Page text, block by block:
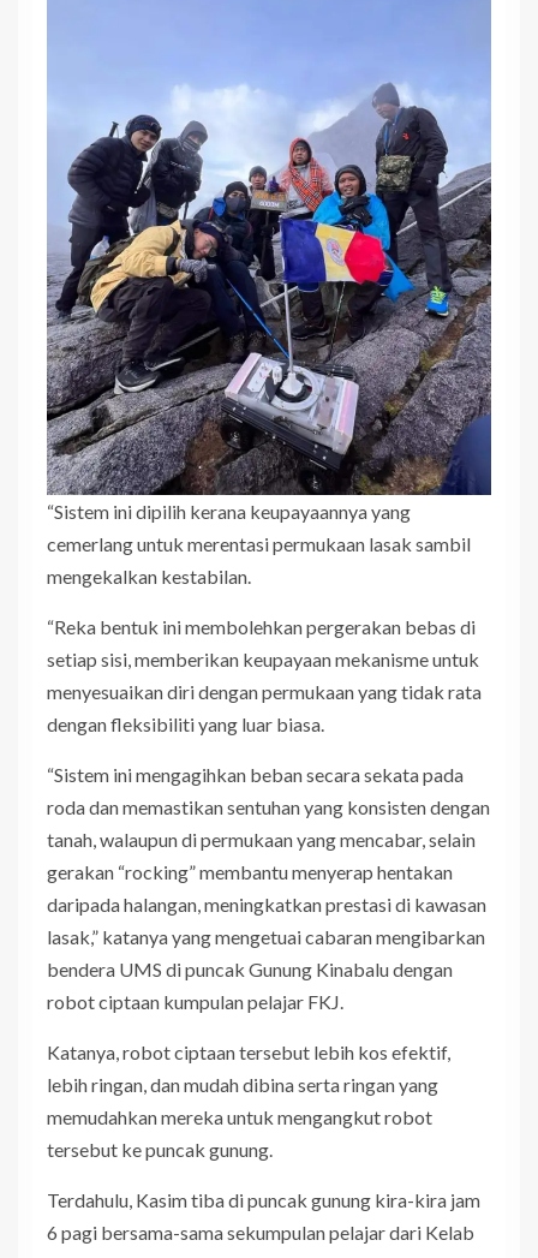
“Sistem ini dipilih kerana keupayaannya yang
cemerlang untuk merentasi permukaan lasak sambil
mengekalkan kestabilan.
“Reka bentuk ini membolehkan pergerakan bebas di
setiap sisi, memberikan keupayaan mekanisme untuk
menyesuaikan diri dengan permukaan yang tidak rata
dengan fleksibiliti yang luar biasa.
“Sistem ini mengagihkan beban secara sekata pada
roda dan memastikan sentuhan yang konsisten dengan
tanah, walaupun di permukaan yang mencabar, selain
gerakan “rocking” membantu menyerap hentakan
daripada halangan, meningkatkan prestasi di kawasan
lasak,” katanya yang mengetuai cabaran mengibarkan
bendera UMS di puncak Gunung Kinabalu dengan
robot ciptaan kumpulan pelajar FKJ.
Katanya, robot ciptaan tersebut lebih kos efektif,
lebih ringan, dan mudah dibina serta ringan yang
memudahkan mereka untuk mengangkut robot
tersebut ke puncak gunung.
Terdahulu, Kasim tiba di puncak gunung kira-kira jam
6 pagi bersama-sama sekumpulan pelajar dari Kelab